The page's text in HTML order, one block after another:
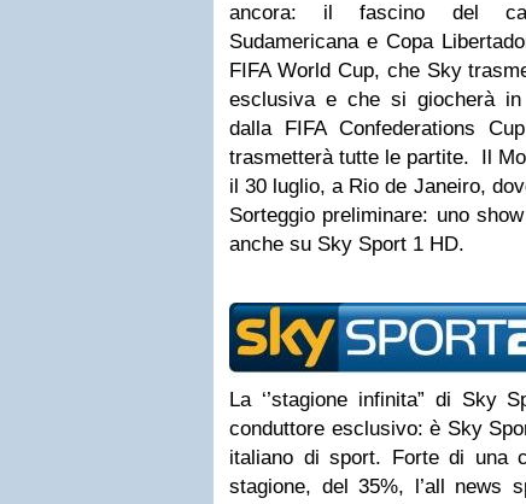
ancora: il fascino del
Sudamericana e Copa
FIFA World Cup, che Sky
esclusiva e che si giocherà
dalla FIFA Confederations
trasmetterà tutte le partite. Il
il 30 luglio, a Rio de Janeiro,
Sorteggio preliminare: uno
anche su Sky Sport 1 HD.
La ‘’stagione infinita” di Sky
conduttore esclusivo: è Sky
italiano di sport. Forte di una
stagione, del 35%, l’all news